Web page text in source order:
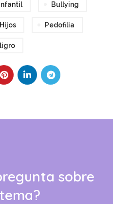
Bullying
Hijos Pedofilia
sobre